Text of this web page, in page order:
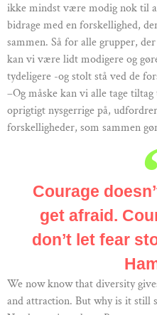
ikke mindst være modig nok til
bidrage med en forskellighed,
sammen. Så for alle grupper,
kan vi være lidt modigere og
tydeligere -og stolt stå ved de
–Og måske kan vi alle tage
oprigtigt nysgerrige på,
forskelligheder, som sammen
Courage
get afraid.
don’t let fear
We now know that diversity
and attraction. But why is it still